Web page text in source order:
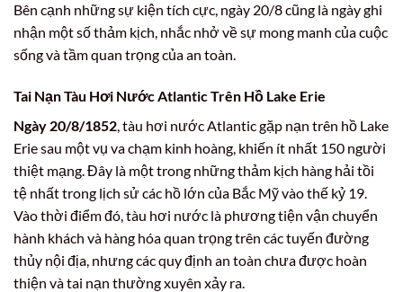
Bên cạnh những sự kiện tích cực, ngày 20/8 cũng là ngày ghi
nhận một số thảm kịch, nhắc nhở về sự mong manh của cuộc
sống và tầm quan trọng của an toàn.
Tai Nạn Tàu Hơi Nước Atlantic Trên Hồ Lake Erie
Ngày 20/8/1852, tàu hơi nước Atlantic gặp nạn trên hồ Lake
Erie sau một vụ va chạm kinh hoàng, khiến ít nhất 150 người
thiệt mạng. Đây là một trong những thảm kịch hàng hải tồi
tệ nhất trong lịch sử các hồ lớn của Bắc Mỹ vào thế kỷ 19.
Vào thời điểm đó, tàu hơi nước là phương tiện vận chuyển
hành khách và hàng hóa quan trọng trên các tuyến đường
thủy nội địa, nhưng các quy định an toàn chưa được hoàn
thiện và tai nạn thường xuyên xảy ra.